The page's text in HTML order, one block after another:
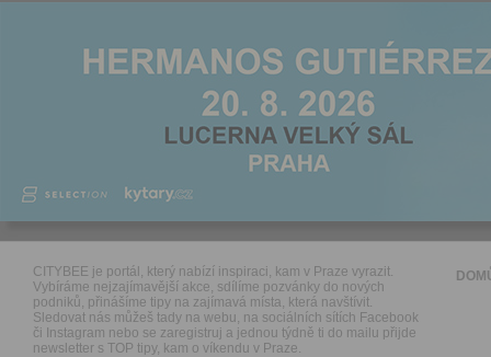
CITYBEE je portál, který nabízí inspiraci, kam v Praze vyrazit.
Vybíráme nejzajímavější akce, sdílíme pozvánky do nových
podniků, přinášíme tipy na zajímavá místa, která navštívit.
Sledovat nás můžeš tady na webu, na sociálních sítích Facebook
či Instagram nebo se zaregistruj a jednou týdně ti do mailu přijde
newsletter s TOP tipy, kam o víkendu v Praze.